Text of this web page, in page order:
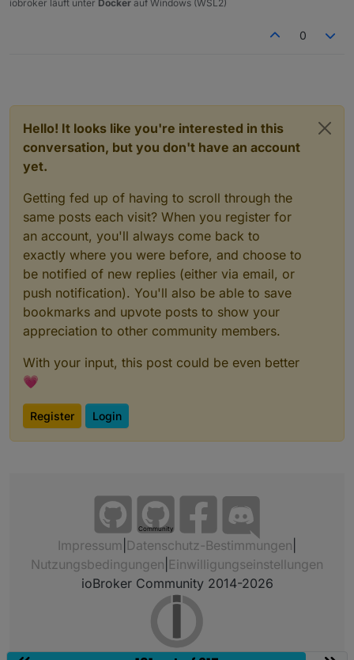
iobroker läuft unter Docker auf Windows (WSL2)
0
Hello! It looks like you're interested in this
conversation, but you don't have an account
yet.
Getting fed up of having to scroll through the
same posts each visit? When you register for
an account, you'll always come back to
exactly where you were before, and choose to
be notified of new replies (either via email, or
push notification). You'll also be able to save
bookmarks and upvote posts to show your
appreciation to other community members.
With your input, this post could be even better
💗
Register Login
Community
Impressum Datenschutz-Bestimmungen
Nutzungsbedingungen Einwilligungseinstellungen
ioBroker Community 2014-2026